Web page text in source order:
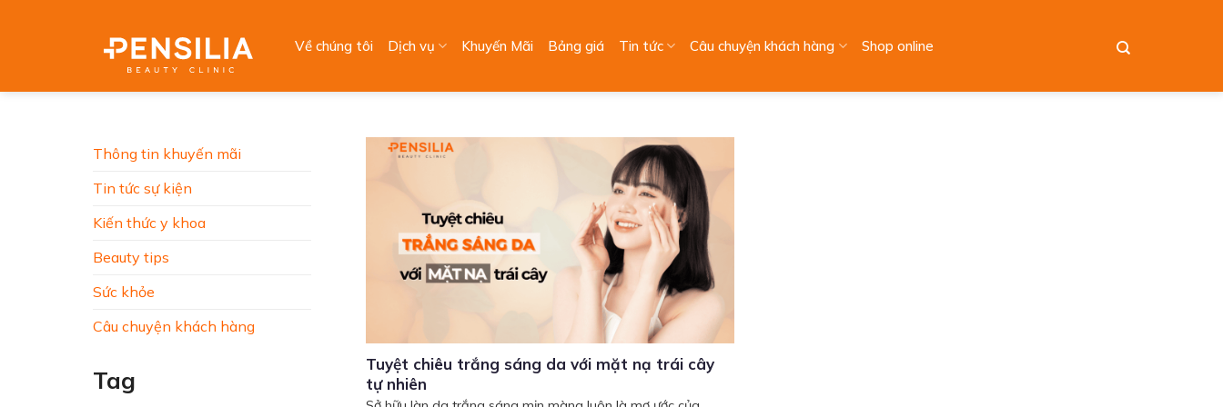
Về chúng tôi Dịch vụ Khuyến Mãi Bảng giá Tin tức Câu chuyện khách hàng Shop online
Thông tin khuyến mãi
Tin tức sự kiện
Kiến thức y khoa
Beauty tips
Sức khỏe
Câu chuyện khách hàng
Tag
Tuyệt chiêu trắng sáng da với mặt nạ trái cây
tự nhiên